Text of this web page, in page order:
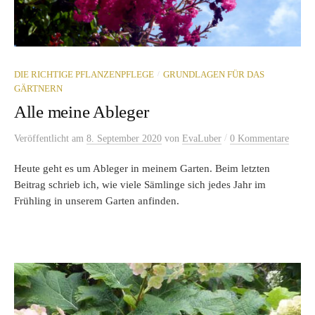
DIE RICHTIGE PFLANZENPFLEGE / GRUNDLAGEN FÜR DAS
GÄRTNERN
Alle meine Ableger
Veröffentlicht am 8. September 2020 von EvaLuber / 0 Kommentare
Heute geht es um Ableger in meinem Garten. Beim letzten
Beitrag schrieb ich, wie viele Sämlinge sich jedes Jahr im
Frühling in unserem Garten anfinden.